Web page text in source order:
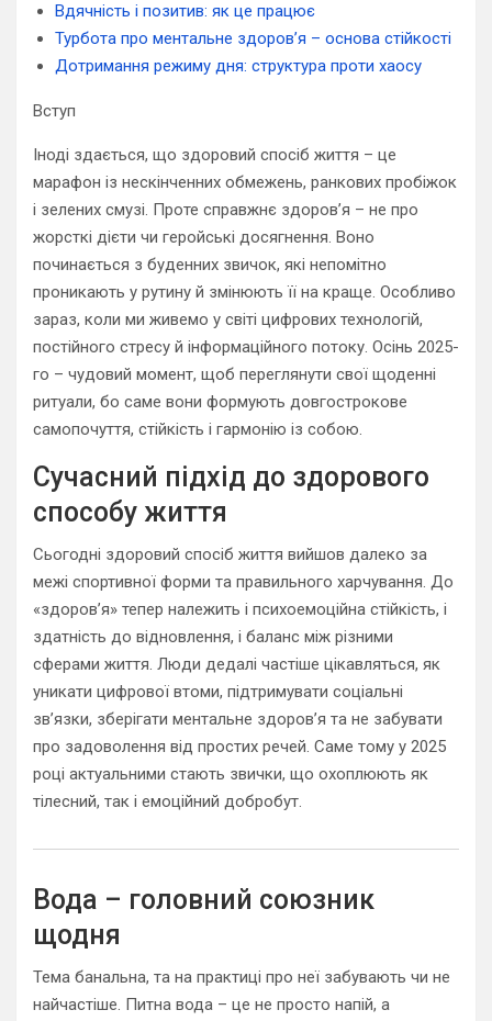
Вдячність і позитив: як це працює
Турбота про ментальне здоров’я – основа стійкості
Дотримання режиму дня: структура проти хаосу
Вступ
Іноді здається, що здоровий спосіб життя – це
марафон із нескінченних обмежень, ранкових пробіжок
і зелених смузі. Проте справжнє здоров’я – не про
жорсткі дієти чи геройські досягнення. Воно
починається з буденних звичок, які непомітно
проникають у рутину й змінюють її на краще. Особливо
зараз, коли ми живемо у світі цифрових технологій,
постійного стресу й інформаційного потоку. Осінь 2025-
го – чудовий момент, щоб переглянути свої щоденні
ритуали, бо саме вони формують довгострокове
самопочуття, стійкість і гармонію із собою.
Сучасний підхід до здорового
способу життя
Сьогодні здоровий спосіб життя вийшов далеко за
межі спортивної форми та правильного харчування. До
«здоров’я» тепер належить і психоемоційна стійкість, і
здатність до відновлення, і баланс між різними
сферами життя. Люди дедалі частіше цікавляться, як
уникати цифрової втоми, підтримувати соціальні
зв’язки, зберігати ментальне здоров’я та не забувати
про задоволення від простих речей. Саме тому у 2025
році актуальними стають звички, що охоплюють як
тілесний, так і емоційний добробут.
Вода – головний союзник
щодня
Тема банальна, та на практиці про неї забувають чи не
найчастіше. Питна вода – це не просто напій, а